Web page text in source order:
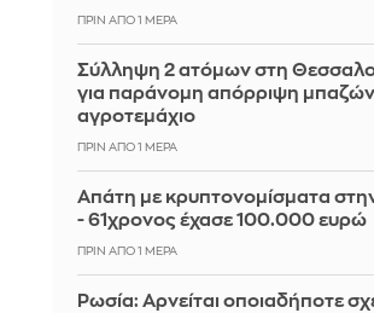
ΠΡΙΝ ΑΠΌ 1 ΜΈΡΑ
Σύλληψη 2 ατόμων στη
για παράνομη απόρριψη
αγροτεμάχιο
ΠΡΙΝ ΑΠΌ 1 ΜΈΡΑ
Απάτη με κρυπτονομίσματα
- 61χρονος έχασε 100.000 ευρώ
ΠΡΙΝ ΑΠΌ 1 ΜΈΡΑ
Ρωσία: Αρνείται οποιαδήποτε